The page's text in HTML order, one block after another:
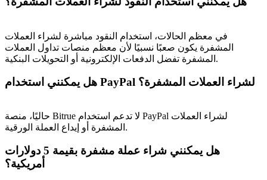
في معظم الحالات، استخدام النقود مباشرة لشراء العملات
المشفرة يكون صعبًا نسبيًا لأن معظم منصات تداول العملات
المشفرة تفضل الدفعات الإلكترونية أو التحويلات البنكية.
هل يمكنني استخدام PayPal لشراء العملات المشفرة؟
حاليًا، منصة Bitrue لا تدعم استخدام PayPal لشراء العملات
المشفرة أو إيداع العملة الورقية.
هل يمكنني شراء عملة مشفرة بقيمة 5 دولارات
أمريكية؟